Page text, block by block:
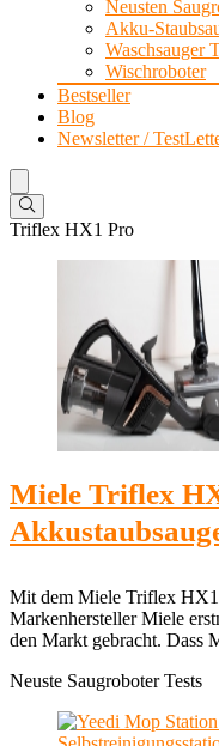
Neusten
Akku-
Waschsauger
Wischroboter
Bestseller
Blog
Newsletter /
Triflex HX1 Pro
Miele Triflex
Mit dem Miele Triflex HX1
Markenhersteller Miele
den Markt gebracht. Dass
Neuste Saugroboter Tests